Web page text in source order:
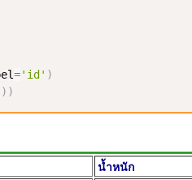
='id' )
) )
น้ำหนัก